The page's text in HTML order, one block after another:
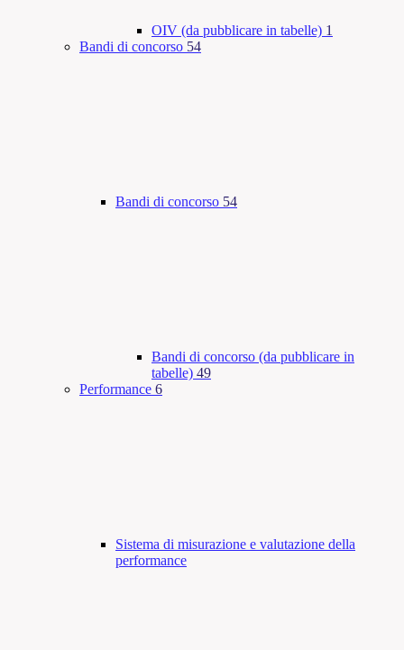
OIV (da pubblicare in tabelle) 1
Bandi di concorso 54
Bandi di concorso 54
Bandi di concorso (da pubblicare in
tabelle) 49
Performance 6
Sistema di misurazione e valutazione della
performance